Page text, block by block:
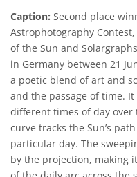
Caption: Second place
Astrophotography
of the Sun and
in Germany between 21
a poetic blend of art and
and the passage of time.
different times of day over
curve tracks the Sun’s
particular day. The
by the projection, making